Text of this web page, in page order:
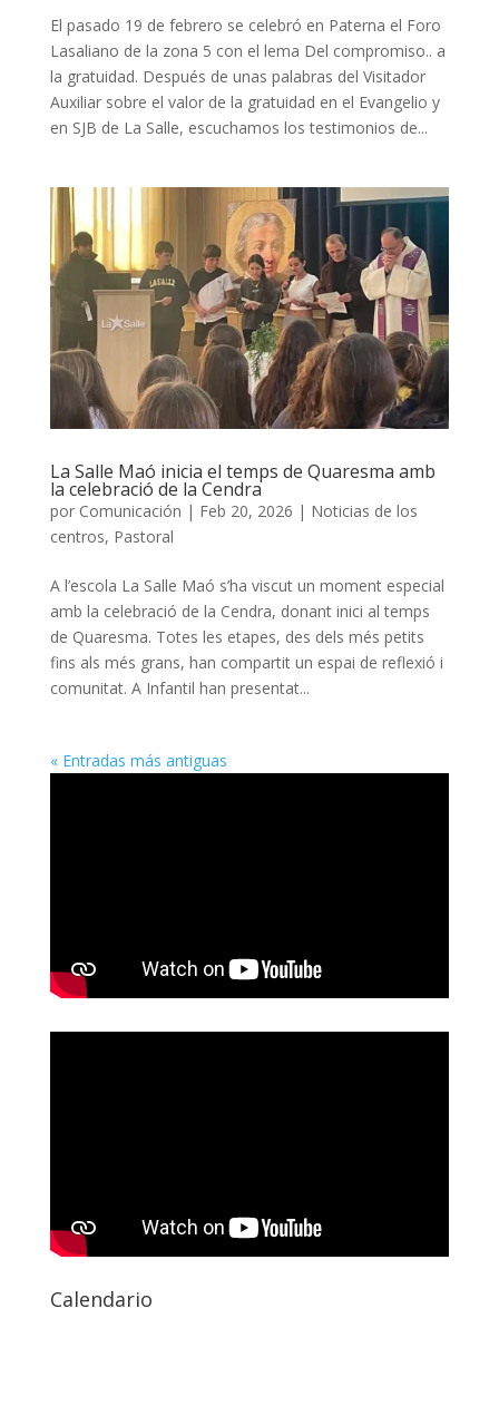
El pasado 19 de febrero se celebró en Paterna el Foro
Lasaliano de la zona 5 con el lema Del compromiso.. a
la gratuidad. Después de unas palabras del Visitador
Auxiliar sobre el valor de la gratuidad en el Evangelio y
en SJB de La Salle, escuchamos los testimonios de...
La Salle Maó inicia el temps de Quaresma amb
la celebració de la Cendra
por Comunicación | Feb 20, 2026 | Noticias de los
centros, Pastoral
A l’escola La Salle Maó s’ha viscut un moment especial
amb la celebració de la Cendra, donant inici al temps
de Quaresma. Totes les etapes, des dels més petits
fins als més grans, han compartit un espai de reflexió i
comunitat. A Infantil han presentat...
« Entradas más antiguas
Calendario